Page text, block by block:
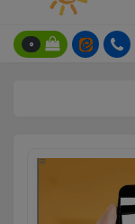
0